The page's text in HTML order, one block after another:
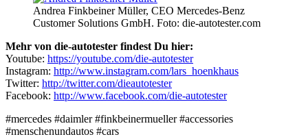
Andrea Finkbeiner Müller, CEO Mercedes-Benz
Customer Solutions GmbH. Foto: die-autotester.com
Mehr von die-autotester findest Du hier:
Youtube: https://youtube.com/die-autotester
Instagram: http://www.instagram.com/lars_hoenkhaus
Twitter: http://twitter.com/dieautotester
Facebook: http://www.facebook.com/die-autotester
#mercedes #daimler #finkbeinermueller #accessories
#menschenundautos #cars